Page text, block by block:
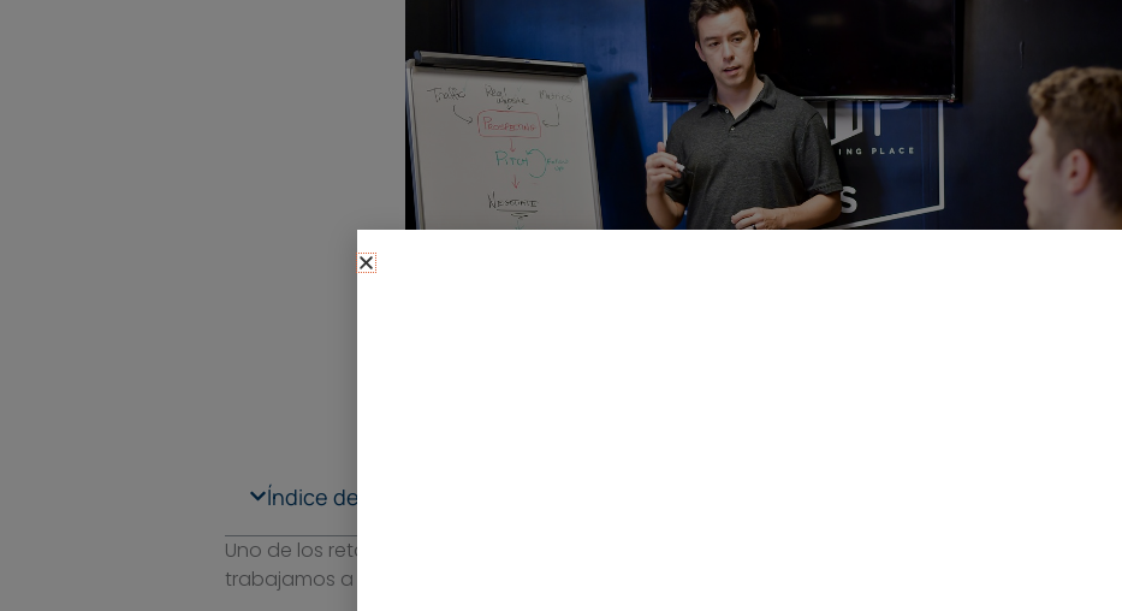
Índice de contenidos
Uno de los retos que ha traído el avance del teletrabajo es la necesidad de
trabajamos a distancia, es más importante que nunca que podamos seguir siendo productivos.